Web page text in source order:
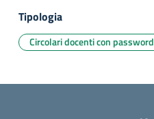
Tipologia
Circolari docenti con password